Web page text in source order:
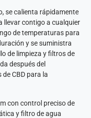
se calienta rápidamente
llevar contigo a cualquier
de temperaturas para
y se suministra
de limpieza y filtros de
después del
CBD para la
con control preciso de
y filtro de agua